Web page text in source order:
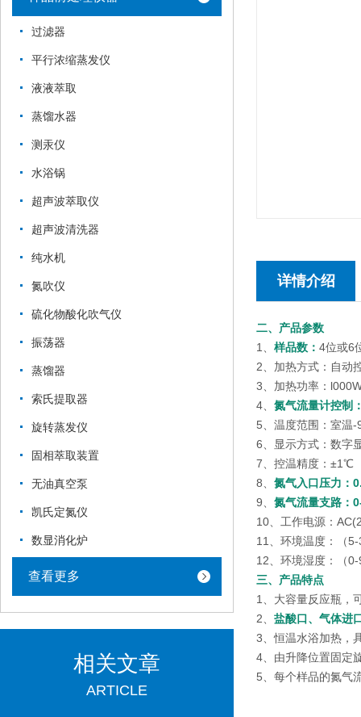
过滤器
平行浓缩蒸发仪
液液萃取
蒸馏水器
测汞仪
水浴锅
超声波萃取仪
超声波清洗器
纯水机
氮吹仪
硫化物酸化吹气仪
振荡器
蒸馏器
索氏提取器
旋转蒸发仪
固相萃取装置
无油真空泵
凯氏定氮仪
数显消化炉
查看更多
相关文章
ARTICLE
详情介绍
二、产品参数
1、 样品数： 4位或6
2、加热方式：自动
3、加热功率：
4、 氮气流量计控制
5、温度范围：室温
6、显示方式：数字
7、控温精度：±1℃
8、 氮气入口压力：
9、 氮气流量支路：
10、工作电源：
11、环境温度：（
12、环境湿度：（
三、产品特点
1、大容量反应瓶，
2、 盐酸口、气体进
3、恒温水浴加热，
4、由升降位置固定
5、每个样品的氮气